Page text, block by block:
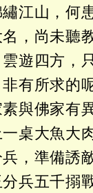
江山，何
，尚未聽
遊四方，
有所求的
與佛家有
桌大魚大
，準備誘
兵五千搦